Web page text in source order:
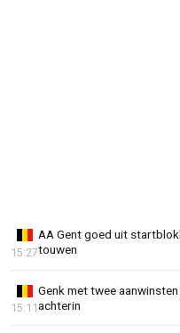
AA Gent goed uit
touwen
15:27
Genk met twee
achterin
15:11